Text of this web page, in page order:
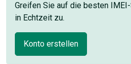
Greifen Sie auf die besten
in Echtzeit zu.
Konto erstellen